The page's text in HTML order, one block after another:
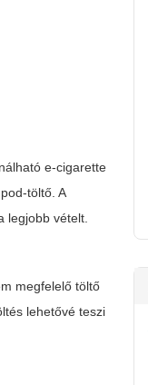
e-cigarette
pod-töltő. A
legjobb vételt.
megfelelő töltő
lehetővé teszi